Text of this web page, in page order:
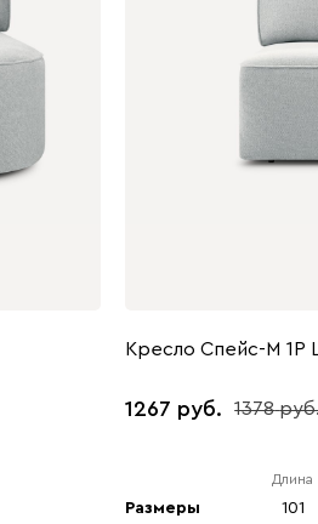
Кресло Спейс-М 1Р
1267 1378
Размеры
Длина
101